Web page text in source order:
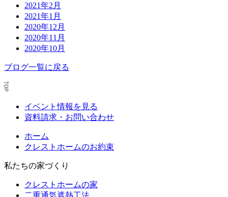
2021年2月
2021年1月
2020年12月
2020年11月
2020年10月
ブログ一覧に戻る
イベント情報を見る
資料請求・お問い合わせ
ホーム
クレストホームのお約束
私たちの家づくり
クレストホームの家